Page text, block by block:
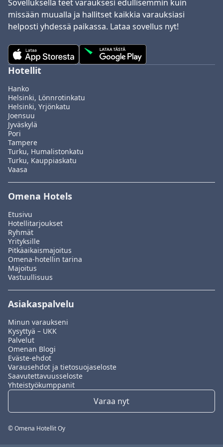
Sovelluksella teet varauksesi edullisemmin kuin
missään muualla ja hallitset kaikkia varauksiasi
helposti yhdessä paikassa. Lataa sovellus nyt!
Hotellit
Hanko
Helsinki, Lönnrotinkatu
Helsinki, Yrjönkatu
Joensuu
Jyväskylä
Pori
Tampere
Turku, Humalistonkatu
Turku, Kauppiaskatu
Vaasa
Omena Hotels
Etusivu
Hotellitarjoukset
Ryhmät
Yrityksille
Pitkäaikaismajoitus
Omena-hotellin tarina
Majoitus
Vastuullisuus
Asiakaspalvelu
Minun varaukseni
Kysyttyä – UKK
Palvelut
Omenan Blogi
Eväste-ehdot
Varausehdot ja tietosuojaseloste
Saavutettavuusseloste
Yhteistyökumppanit
Varaa nyt
© Omena Hotellit Oy